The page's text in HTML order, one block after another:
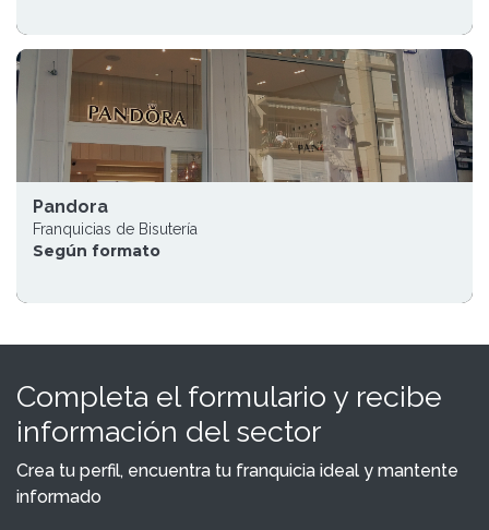
Pandora
Franquicias de Bisutería
Según formato
Completa el formulario y recibe
información del sector
Crea tu perfil, encuentra tu franquicia ideal y mantente
informado